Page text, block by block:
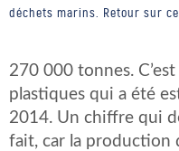
déchets marins. Retour sur
270 000 tonnes.
plastiques qui a été
2014. Un chiffre qui
fait, car la production